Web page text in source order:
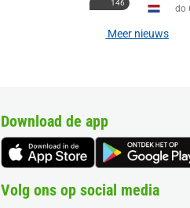
146 do
Meer nieuws
Download de app
Volg ons op social media